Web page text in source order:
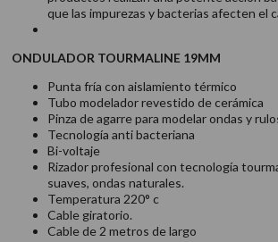
que las impurezas y bacterias afecten el
ONDULADOR TOURMALINE 19MM
Punta fría con aislamiento térmico
Tubo modelador revestido de cerámica
Pinza de agarre para modelar ondas y
Tecnología anti bacteriana
Bi-voltaje
Rizador profesional con tecnología
suaves, ondas naturales.
Temperatura 220° c
Cable giratorio.
Cable de 2 metros de largo